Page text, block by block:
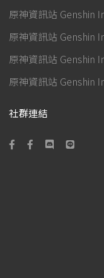
原神資訊站 Genshin
原神資訊站 Genshin
原神資訊站 Genshin
原神資訊站 Genshin
社群連結